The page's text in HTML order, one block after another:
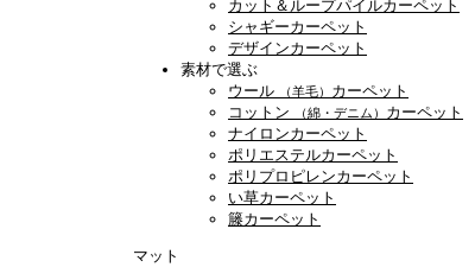
カット＆ループパイルカーペット
シャギーカーペット
デザインカーペット
素材で選ぶ
ウール
（羊毛） カーペット
コットン
（綿・デニム） カーペット
ナイロンカーペット
ポリエステルカーペット
ポリプロピレンカーペット
い草カーペット
籐カーペット
マット